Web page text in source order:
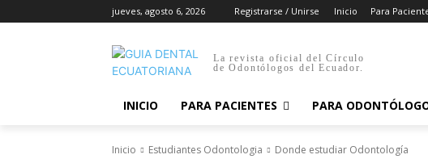
jueves, agosto 6, 2026 Registrarse / Unirse Inicio Para
La revista oficial del Círculo
de Odontólogos del Ecuador.
INICIO PARA PACIENTES PARA
Inicio Estudiantes Odontologia Donde estudiar Odontología